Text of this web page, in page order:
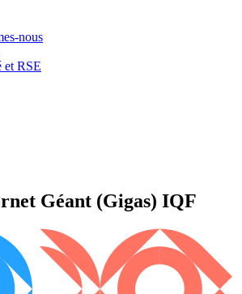
nous
et RSE
Géant (Gigas) IQF